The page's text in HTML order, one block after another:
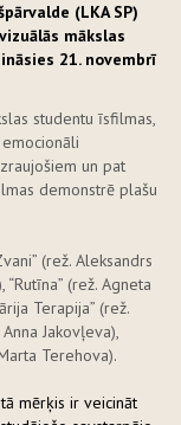
(LKA SP)
mākslas
21. novembrī
studentu īsfilmas,
un pat
demonstrē plašu
(rež. Aleksandrs
“Rutīna” (rež. Agneta
Terapija” (rež.
Jakovļeva),
Terehova).
mērķis ir veicināt